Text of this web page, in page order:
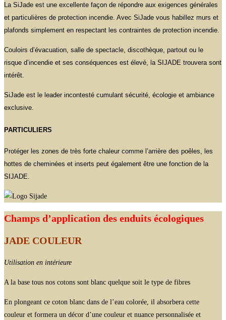
La SiJade est une excellente façon de répondre aux exigences générales
et particulières de protection incendie. Avec SiJade vous habillez murs et
plafonds simplement en respectant les contraintes de protection incendie.
Couloirs d’évacuation, salle de spectacle, discothèque, partout ou le
risque d’incendie et ses conséquences est élevé, la SIJADE trouvera sont
intérêt.
SiJade est le leader incontesté cumulant sécurité, écologie et ambiance
exclusive.
PARTICULIERS
Protéger les zones de très forte chaleur comme l’arrière des poêles, les
hottes de cheminées et inserts peut également être une fonction de la
SIJADE.
Champs d’application des enduits écologiques
JADE COULEUR
Utilisation en intérieure
A la base tous nos cotons sont blanc quelque soit le type de fibres
En plongeant ce coton blanc dans de l’eau colorée, il absorbera cette
couleur et formera un décor d’une couleur et nuance personnalisée et